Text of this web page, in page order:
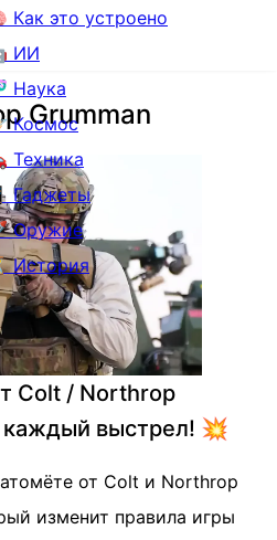
Как это устроено
ИИ
Наука
Космос
Техника
Гаджеты
Оружие
История
Grumman
Colt / Northrop
каждый выстрел! 💥
от Colt и Northrop
изменит правила игры